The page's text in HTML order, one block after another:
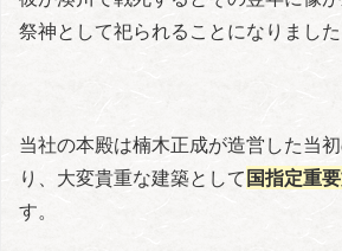
祭神として祀られることになりました
当社の本殿は楠木正成が造営した当
り、大変貴重な建築として 国指定重
す。